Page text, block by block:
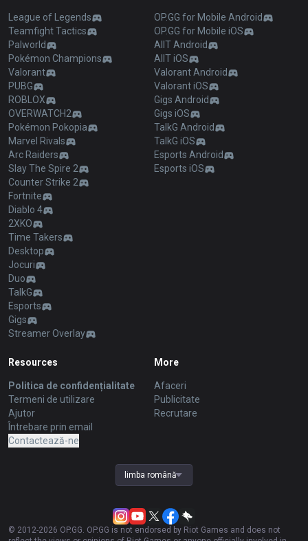
League of Legends
Teamfight Tactics
Palworld
Pokémon Champions
Valorant
PUBG
ROBLOX
OVERWATCH2
Pokémon Pokopia
Marvel Rivals
Arc Raiders
Slay The Spire 2
Counter Strike 2
Fortnite
Diablo 4
2XKO
Time Takers
Desktop
Jocuri
Duo
TalkG
Esports
Gigs
Streamer Overlay
OP.GG for Mobile Android
OP.GG for Mobile iOS
AllT Android
AllT iOS
Valorant Android
Valorant iOS
Gigs Android
Gigs iOS
TalkG Android
TalkG iOS
Esports Android
Esports iOS
Resources
Politica de confidențialitate
Termeni de utilizare
Ajutor
Întrebare prin email
Contactează-ne
More
Afaceri
Publicitate
Recrutare
limba română
© 2012-2026 OP.GG. OP.GG is not endorsed by Riot Games and does not